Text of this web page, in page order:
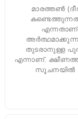
മാരത്തൺ
എന്നതാണ്
തുടരാനുള്ള
എന്നാണ്.
സൂചനയിൽ